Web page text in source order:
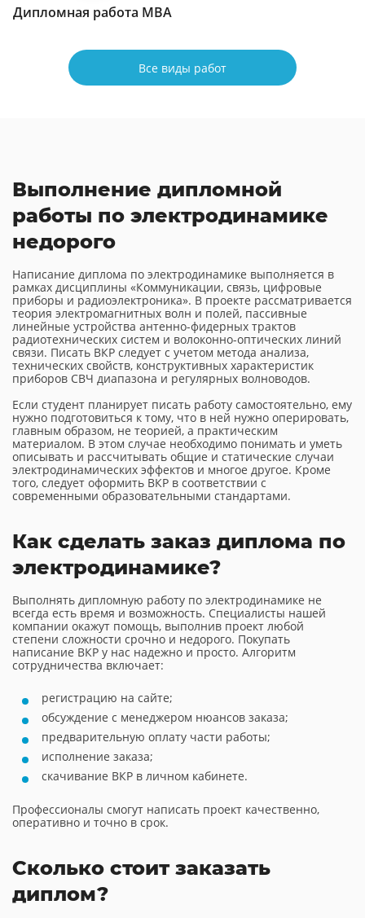
Дипломная работа МВА
Все виды работ
Выполнение дипломной
работы по электродинамике
недорого
Написание диплома по электродинамике выполняется в
рамках дисциплины «Коммуникации, связь, цифровые
приборы и радиоэлектроника». В проекте рассматривается
теория электромагнитных волн и полей, пассивные
линейные устройства антенно-фидерных трактов
радиотехнических систем и волоконно-оптических линий
связи. Писать ВКР следует с учетом метода анализа,
технических свойств, конструктивных характеристик
приборов СВЧ диапазона и регулярных волноводов.
Если студент планирует писать работу самостоятельно, ему
нужно подготовиться к тому, что в ней нужно оперировать,
главным образом, не теорией, а практическим
материалом. В этом случае необходимо понимать и уметь
описывать и рассчитывать общие и статические случаи
электродинамических эффектов и многое другое. Кроме
того, следует оформить ВКР в соответствии с
современными образовательными стандартами.
Как сделать заказ диплома по
электродинамике?
Выполнять дипломную работу по электродинамике не
всегда есть время и возможность. Специалисты нашей
компании окажут помощь, выполнив проект любой
степени сложности срочно и недорого. Покупать
написание ВКР у нас надежно и просто. Алгоритм
сотрудничества включает:
регистрацию на сайте;
обсуждение с менеджером нюансов заказа;
предварительную оплату части работы;
исполнение заказа;
скачивание ВКР в личном кабинете.
Профессионалы смогут написать проект качественно,
оперативно и точно в срок.
Сколько стоит заказать
диплом?